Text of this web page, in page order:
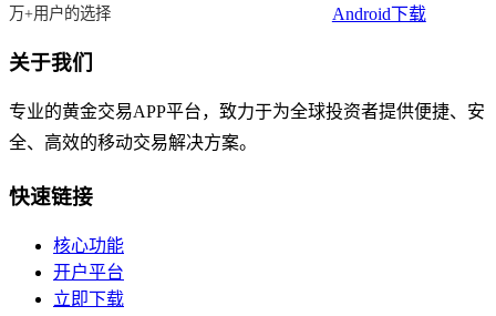
万+用户的选择
Android下载
关于我们
专业的黄金交易APP平台，致力于为全球投资者提供便捷、安
全、高效的移动交易解决方案。
快速链接
核心功能
开户平台
立即下载